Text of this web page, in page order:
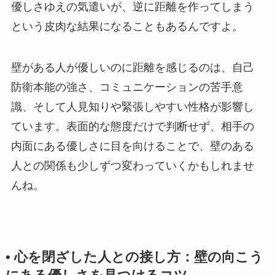
優しさゆえの気遣いが、逆に距離を作ってしまう
という皮肉な結果になることもあるんですよ。
壁がある人が優しいのに距離を感じるのは、自己
防衛本能の強さ、コミュニケーションの苦手意
識、そして人見知りや緊張しやすい性格が影響し
ています。表面的な態度だけで判断せず、相手の
内面にある優しさに目を向けることで、壁のある
人との関係も少しずつ変わっていくかもしれませ
んね。
• 心を閉ざした人との接し方：壁の向こう